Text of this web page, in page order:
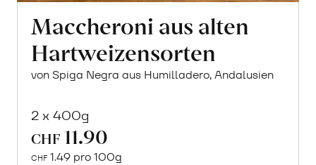
Maccheroni aus alten
Hartweizensorten
von Spiga Negra aus Humilladero, Andalusien
2 x 400g
CHF 11.90
CHF 1.49 pro 100g